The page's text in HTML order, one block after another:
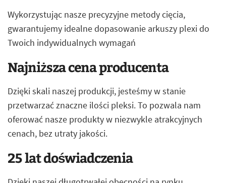
Wykorzystując nasze precyzyjne metody cięcia,
gwarantujemy idealne dopasowanie arkuszy plexi do
Twoich indywidualnych wymagań
Najniższa cena producenta
Dzięki skali naszej produkcji, jesteśmy w stanie
przetwarzać znaczne ilości pleksi. To pozwala nam
oferować nasze produkty w niezwykle atrakcyjnych
cenach, bez utraty jakości.
25 lat doświadczenia